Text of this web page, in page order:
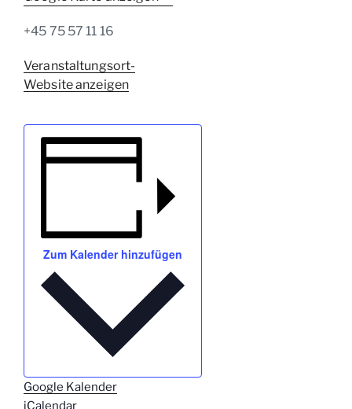
+45 75 57 11 16
Veranstaltungsort-
Website anzeigen
Zum Kalender hinzufügen
Google Kalender
iCalendar